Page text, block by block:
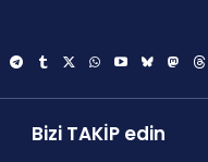
Bizi TAKİP edin